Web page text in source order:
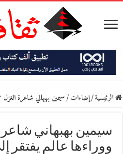
الرئيسية/إضاءات/سيمين بهبهاني شاعرة
سيمين بهبهاني
ووراءها عالم يفتقر